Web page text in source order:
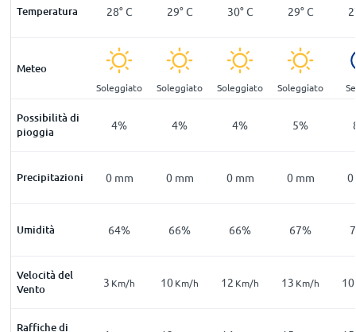
Temperatura
25°C 28°C 29°C 30°C 29°C
Meteo
Soleggiato Soleggiato Soleggiato Soleggiato
Possibilità di
pioggia6% 4% 4% 4% 5%
Precipitazioni
0mm 0 mm 0 mm 0 mm 0 mm 0
Umidità
70 64% 66% 66% 67%
Velocità del
Vento4Km/h 3 Km/h 10Km/h 12 Km/h 13 Km/h 10
Raffiche di